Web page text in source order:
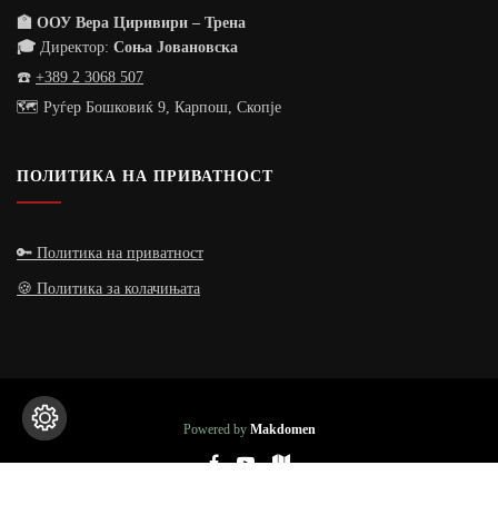
🏫 ООУ Вера Циривири – Трена
🎓 Директор: Соња Јовановска
☎️ +389 2 3068 507
🗺️ Руѓер Бошковиќ 9, Карпош, Скопје
ПОЛИТИКА НА ПРИВАТНОСТ
🔑 Политика на приватност
🍪 Политика за колачињата
Powered by Makdomen